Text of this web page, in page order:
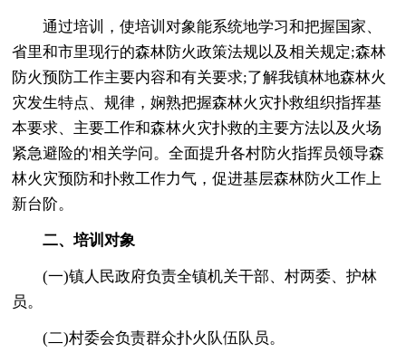
通过培训，使培训对象能系统地学习和把握国家、
省里和市里现行的森林防火政策法规以及相关规定;森林
防火预防工作主要内容和有关要求;了解我镇林地森林火
灾发生特点、规律，娴熟把握森林火灾扑救组织指挥基
本要求、主要工作和森林火灾扑救的主要方法以及火场
紧急避险的'相关学问。全面提升各村防火指挥员领导森
林火灾预防和扑救工作力气，促进基层森林防火工作上
新台阶。
二、培训对象
(一)镇人民政府负责全镇机关干部、村两委、护林
员。
(二)村委会负责群众扑火队伍队员。